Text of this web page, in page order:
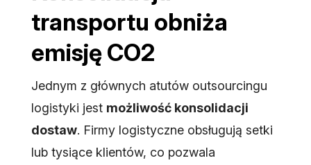
transportu obniża
emisję CO2
Jednym z głównych atutów outsourcingu
logistyki jest możliwość konsolidacji
dostaw. Firmy logistyczne obsługują setki
lub tysiące klientów, co pozwala